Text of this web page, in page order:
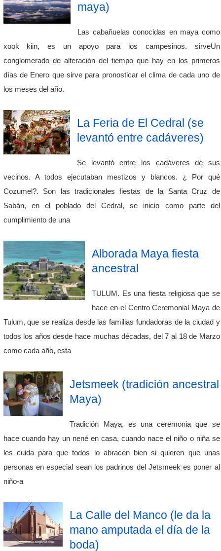
maya)
Las cabañuelas conocidas en maya como
xook kiin, es un apoyo para los campesinos. sirveUn
conglomerado de alteración del tiempo que hay en los primeros
días de Enero que sirve para pronosticar el clima de cada uno de
los meses del año.
La Feria de El Cedral (se
levantó entre cadáveres)
Se levantó entre los cadáveres de sus
vecinos. A todos ejecutaban mestizos y blancos. ¿ Por qué
Cozumel?. Son las tradicionales fiestas de la Santa Cruz de
Sabán, en el poblado del Cedral, se inicio como parte del
cumplimiento de una
Alborada Maya fiesta
ancestral
TULUM. Es una fiesta religiosa que se
hace en el Centro Ceremonial Maya de
Tulum, que se realiza desde las familias fundadoras de la ciudad y
todos los años desde hace muchas décadas, del 7 al 18 de Marzo
como cada año, esta
Jetsmeek (tradición ancestral
Maya)
Tradición Maya, es una ceremonia que se
hace cuando hay un nené en casa, cuando nace el niño o niña se
les cuida para que todos lo abracen bien si quieren que unas
personas en especial sean los padrinos del Jetsmeek es poner al
niño-a
La Calle del Manco (le da la
mano amputada el día de la
boda)